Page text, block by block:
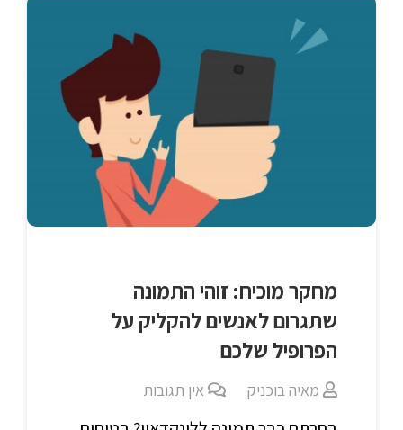
מחקר מוכיח: זוהי התמונה
שתגרום לאנשים להקליק על
הפרופיל שלכם
מאיה בוכניק אין תגובות